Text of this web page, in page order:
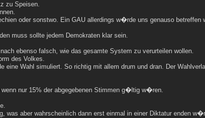
zu Speisen.
oder sonstwo. Ein GAU allerdings w�rde uns genauso betreffen
muss sollte jedem Demokraten klar sein.
ebenso falsch, wie das gesamte System zu verurteilen wollen.
des Volkes.
eine Wahl simuliert. So richtig mit allem drum und dran. Der
nur 15% der abgegebenen Stimmen g�ltig w�ren.
aber wahrscheinlich dann erst einmal in einer Diktatur enden